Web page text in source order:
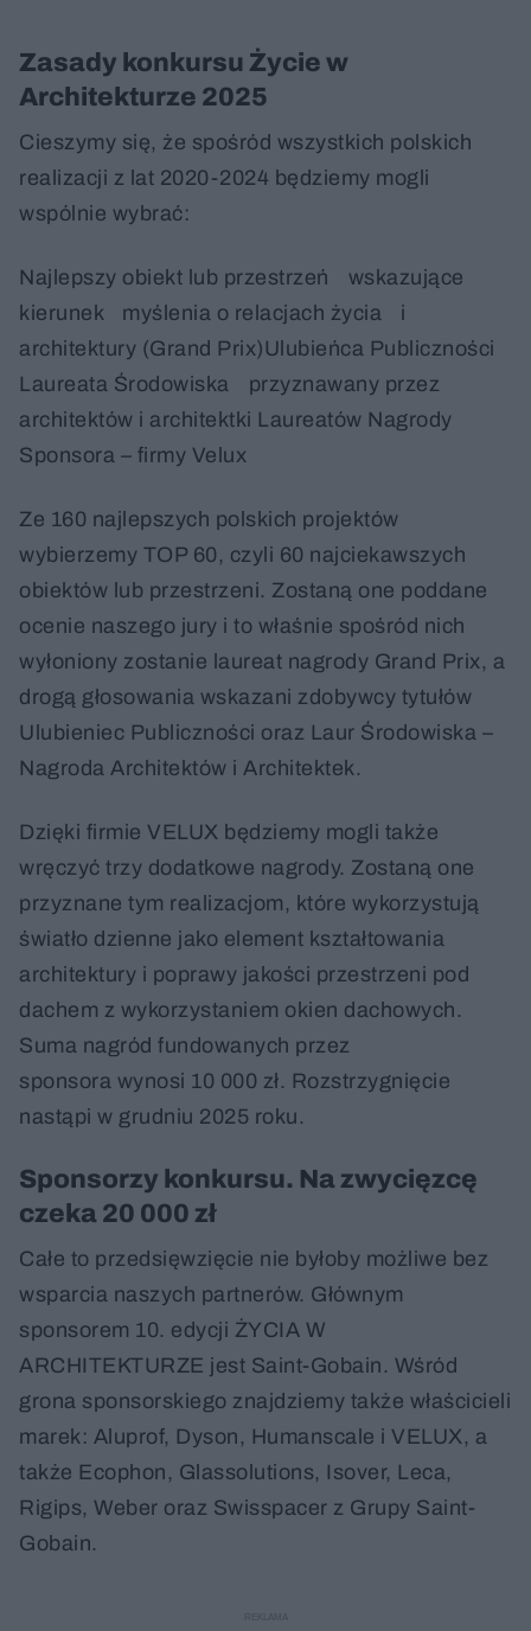
Zasady konkursu Życie w
Architekturze 2025
Cieszymy się, że spośród wszystkich polskich
realizacji z lat 2020-2024 będziemy mogli
wspólnie wybrać:
Najlepszy obiekt lub przestrzeń wskazujące
kierunek myślenia o relacjach życia i
architektury (Grand Prix)Ulubieńca Publiczności
Laureata Środowiska przyznawany przez
architektów i architektki Laureatów Nagrody
Sponsora – firmy Velux
Ze 160 najlepszych polskich projektów
wybierzemy TOP 60, czyli 60 najciekawszych
obiektów lub przestrzeni. Zostaną one poddane
ocenie naszego jury i to właśnie spośród nich
wyłoniony zostanie laureat nagrody Grand Prix, a
drogą głosowania wskazani zdobywcy tytułów
Ulubieniec Publiczności oraz Laur Środowiska –
Nagroda Architektów i Architektek.
Dzięki firmie VELUX będziemy mogli także
wręczyć trzy dodatkowe nagrody. Zostaną one
przyznane tym realizacjom, które wykorzystują
światło dzienne jako element kształtowania
architektury i poprawy jakości przestrzeni pod
dachem z wykorzystaniem okien dachowych.
Suma nagród fundowanych przez
sponsora wynosi 10 000 zł. Rozstrzygnięcie
nastąpi w grudniu 2025 roku.
Sponsorzy konkursu. Na zwycięzcę
czeka 20 000 zł
Całe to przedsięwzięcie nie byłoby możliwe bez
wsparcia naszych partnerów. Głównym
sponsorem 10. edycji ŻYCIA W
ARCHITEKTURZE jest Saint-Gobain. Wśród
grona sponsorskiego znajdziemy także właścicieli
marek: Aluprof, Dyson, Humanscale i VELUX, a
także Ecophon, Glassolutions, Isover, Leca,
Rigips, Weber oraz Swisspacer z Grupy Saint-
Gobain.